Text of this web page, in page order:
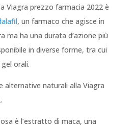
Viagra prezzo farmacia 2022 è
, un farmaco che agisce in
ma ha una durata d’azione più
in diverse forme, tra cui
orali.
alternative naturali alla Viagra
è l’estratto di maca, una